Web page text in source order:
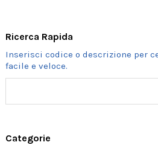
Ricerca Rapida
Categorie
4
SET